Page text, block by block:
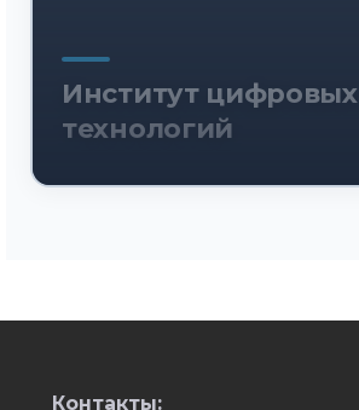
Институт цифровых
технологий
Контакты: